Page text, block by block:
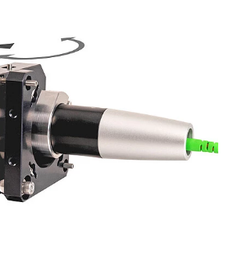
de hoogte van
via e-mail.
uw gegevens vertrouwelijk. Lees
VERZENDEN